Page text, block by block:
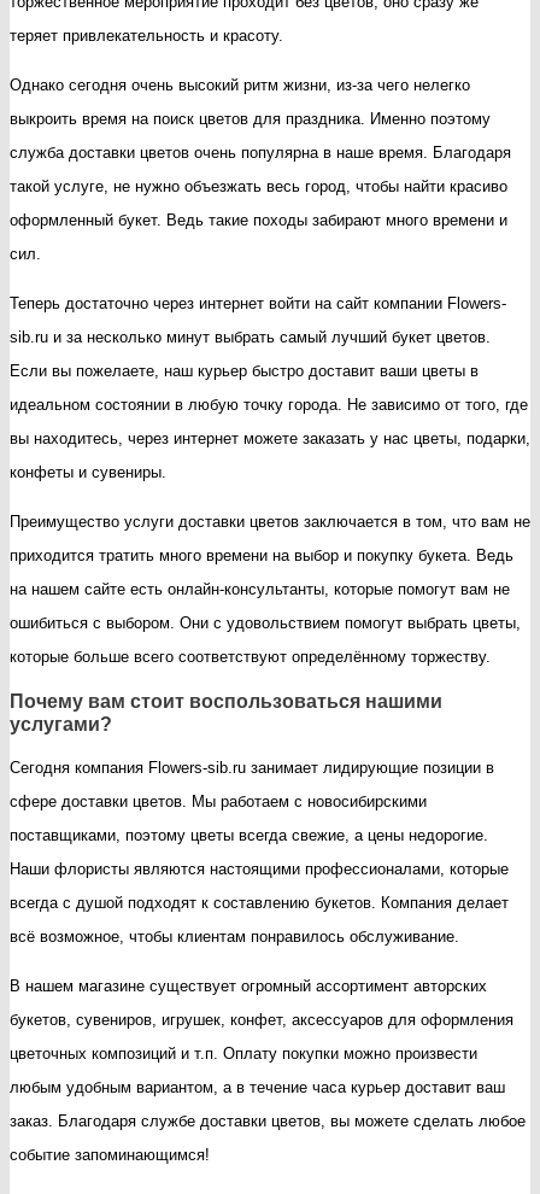
теряет привлекательность и красоту.
Однако сегодня очень высокий ритм жизни, из-за чего нелегко
выкроить время на поиск цветов для праздника. Именно поэтому
служба доставки цветов очень популярна в наше время. Благодаря
такой услуге, не нужно объезжать весь город, чтобы найти красиво
оформленный букет. Ведь такие походы забирают много времени и
сил.
Теперь достаточно через интернет войти на сайт компании Flowers-
sib.ru и за несколько минут выбрать самый лучший букет цветов.
Если вы пожелаете, наш курьер быстро доставит ваши цветы в
идеальном состоянии в любую точку города. Не зависимо от того, где
вы находитесь, через интернет можете заказать у нас цветы, подарки,
конфеты и сувениры.
Преимущество услуги доставки цветов заключается в том, что вам не
приходится тратить много времени на выбор и покупку букета. Ведь
на нашем сайте есть онлайн-консультанты, которые помогут вам не
ошибиться с выбором. Они с удовольствием помогут выбрать цветы,
которые больше всего соответствуют определённому торжеству.
Почему вам стоит воспользоваться нашими
услугами?
Сегодня компания Flowers-sib.ru занимает лидирующие позиции в
сфере доставки цветов. Мы работаем с новосибирскими
поставщиками, поэтому цветы всегда свежие, а цены недорогие.
Наши флористы являются настоящими профессионалами, которые
всегда с душой подходят к составлению букетов. Компания делает
всё возможное, чтобы клиентам понравилось обслуживание.
В нашем магазине существует огромный ассортимент авторских
букетов, сувениров, игрушек, конфет, аксессуаров для оформления
цветочных композиций и т.п. Оплату покупки можно произвести
любым удобным вариантом, а в течение часа курьер доставит ваш
заказ. Благодаря службе доставки цветов, вы можете сделать любое
событие запоминающимся!